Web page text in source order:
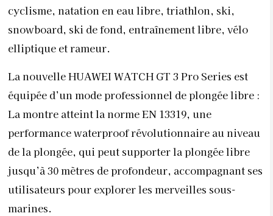
cyclisme, natation en eau libre, triathlon, ski,
snowboard, ski de fond, entraînement libre, vélo
elliptique et rameur.
La nouvelle HUAWEI WATCH GT 3 Pro Series est
équipée d’un mode professionnel de plongée libre :
La montre atteint la norme EN 13319, une
performance waterproof révolutionnaire au niveau
de la plongée, qui peut supporter la plongée libre
jusqu’à 30 mètres de profondeur, accompagnant ses
utilisateurs pour explorer les merveilles sous-
marines.